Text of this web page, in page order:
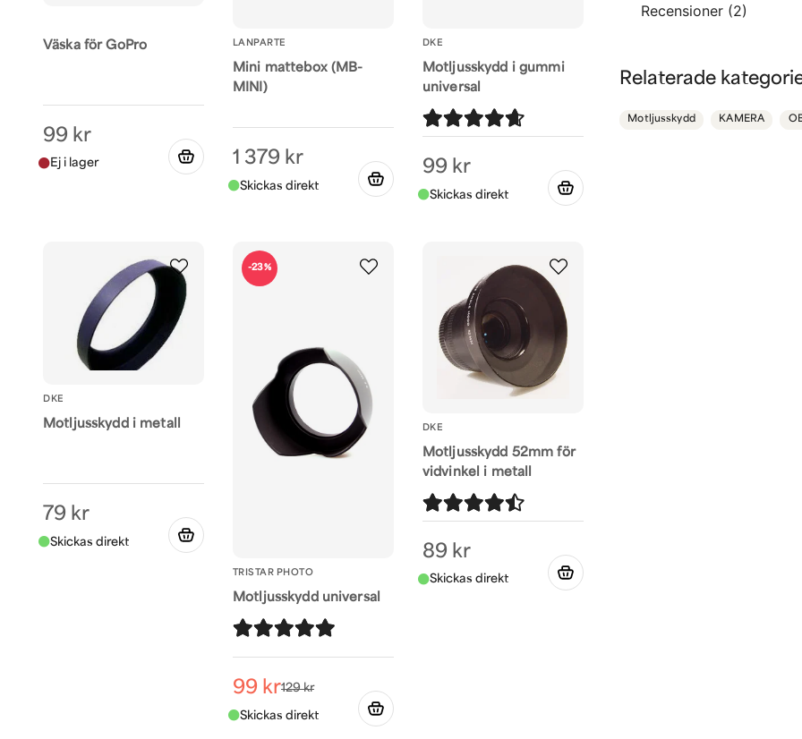
Väska för GoPro
99 kr
LANPARTE
Mini mattebox (MB-
MINI)
1 379 kr
DKE
Motljusskydd i gummi
universal
99 kr
DKE
Motljusskydd i metall
79 kr
TRISTAR PHOTO
Motljusskydd universal
129 kr
99 kr
-23%
DKE
Motljusskydd 52mm för
vidvinkel i metall
89 kr
Fråga oss något om
Recensioner (2)
Anders
Jon
Relaterade
Motljusskydd KAMERA